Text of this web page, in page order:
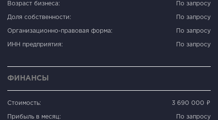
Возраст бизнеса: По запросу
Доля собственности: По запросу
Организационно-правовая форма: По запросу
ИНН предприятия: По запросу
ФИНАНСЫ
Стоимость: 3 690 000 ₽
Прибыль в месяц: По запросу